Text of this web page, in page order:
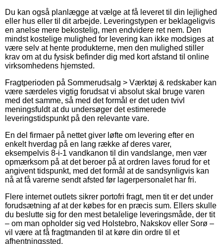
Du kan også planlægge at vælge at få leveret til din lejlighed
eller hus eller til dit arbejde. Leveringstypen er beklageligvis
en anelse mere bekostelig, men endvidere ret nem. Den
mindst kostelige mulighed for levering kan ikke modsiges at
være selv at hente produkterne, men den mulighed stiller
krav om at du fysisk befinder dig med kort afstand til online
virksomhedens hjemsted.
Fragtperioden på Sommerudsalg > Værktøj & redskaber kan
være særdeles vigtig forudsat vi absolut skal bruge varen
med det samme, så med det formål er det uden tvivl
meningsfuldt at du undersøger det estimerede
leveringstidspunkt på den relevante vare.
En del firmaer på nettet giver løfte om levering efter en
enkelt hverdag på en lang række af deres varer,
eksempelvis 8-i-1 vandkanon til din vandslange, men vær
opmærksom på at det beroer på at ordren laves forud for et
angivent tidspunkt, med det formål at de sandsynligvis kan
nå at få varerne sendt afsted før lagerpersonalet har fri.
Flere internet outlets sikrer portofri fragt, men tit er det under
forudsætning af at der købes for en præcis sum. Ellers skulle
du beslutte sig for den mest betalelige leveringsmåde, der tit
– om man opholder sig ved Holstebro, Nakskov eller Sorø –
vil være at få fragtmanden til at køre din ordre til et
afhentningssted.